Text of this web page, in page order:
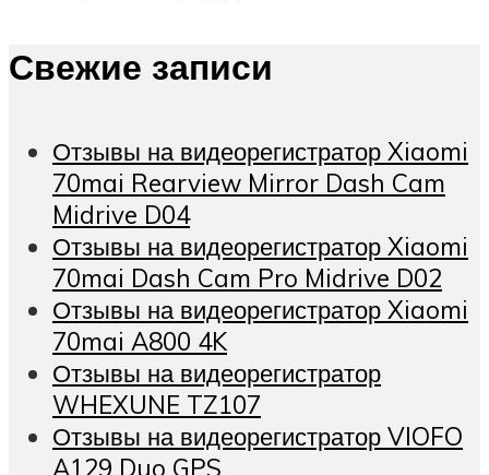
Свежие записи
Отзывы на видеорегистратор Xiaomi
70mai Rearview Mirror Dash Cam
Midrive D04
Отзывы на видеорегистратор Xiaomi
70mai Dash Cam Pro Midrive D02
Отзывы на видеорегистратор Xiaomi
70mai A800 4K
Отзывы на видеорегистратор
WHEXUNE TZ107
Отзывы на видеорегистратор VIOFO
A129 Duo GPS